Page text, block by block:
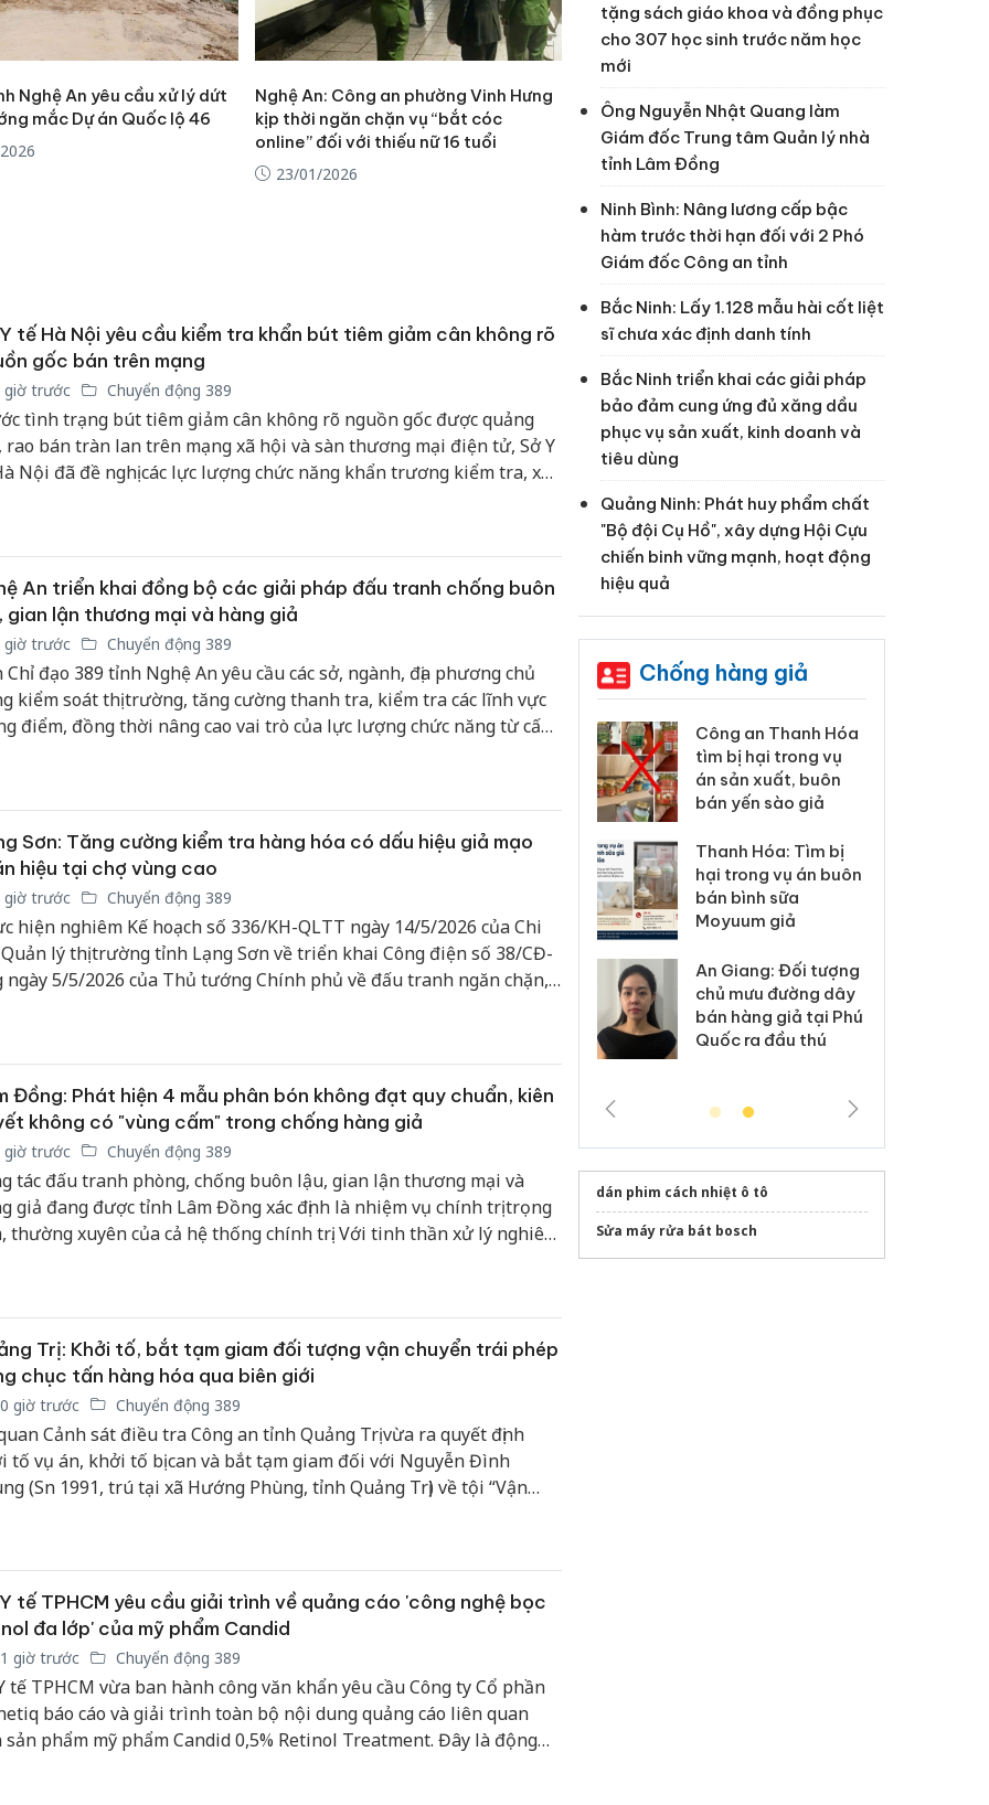
Nghệ An yêu cầu xử lý dứt
mắc Dự án Quốc lộ 46
Nghệ An: Công an phường Vinh Hưng
kịp thời ngăn chặn vụ “bắt cóc
online” đối với thiếu nữ 16 tuổi
23/01/2026
tế Hà Nội yêu cầu kiểm tra khẩn bút tiêm giảm cân không rõ
gốc bán trên mạng
giờ trước Chuyển động 389
tình trạng bút tiêm giảm cân không rõ nguồn gốc được quảng
rao bán tràn lan trên mạng xã hội và sàn thương mại điện tử, Sở Y
Nội đã đề nghị các lực lượng chức năng khẩn trương kiểm tra, xác
An triển khai đồng bộ các giải pháp đấu tranh chống buôn
gian lận thương mại và hàng giả
giờ trước Chuyển động 389
Chỉ đạo 389 tỉnh Nghệ An yêu cầu các sở, ngành, địa phương chủ
kiểm soát thị trường, tăng cường thanh tra, kiểm tra các lĩnh vực
điểm, đồng thời nâng cao vai trò của lực lượng chức năng từ cấp
Sơn: Tăng cường kiểm tra hàng hóa có dấu hiệu giả mạo
hiệu tại chợ vùng cao
giờ trước Chuyển động 389
hiện nghiêm Kế hoạch số 336/KH-QLTT ngày 14/5/2026 của Chi
lý thị trường tỉnh Lạng Sơn về triển khai Công điện số 38/CĐ-
ngày 5/5/2026 của Thủ tướng Chính phủ về đấu tranh ngăn chặn,
doanh tại các khu vực trọng điểm, biên giới cũng như các chợ vùng
vùng xa.
Đồng: Phát hiện 4 mẫu phân bón không đạt quy chuẩn, kiên
không có "vùng cấm" trong chống hàng giả
giờ trước Chuyển động 389
tác đấu tranh phòng, chống buôn lậu, gian lận thương mại và
giả đang được tỉnh Lâm Đồng xác định là nhiệm vụ chính trị trọng
thường xuyên của cả hệ thống chính trị. Với tinh thần xử lý nghiêm
mặt hàng thiết yếu phục vụ sản xuất nông nghiệp.
Trị: Khởi tố, bắt tạm giam đối tượng vận chuyển trái phép
chục tấn hàng hóa qua biên giới
giờ trước Chuyển động 389
Cảnh sát điều tra Công an tỉnh Quảng Trị vừa ra quyết định
tố vụ án, khởi tố bị can và bắt tạm giam đối với Nguyễn Đình
(Sn 1991, trú tại xã Hướng Phùng, tỉnh Quảng Trị) về tội “Vận
tế TPHCM yêu cầu giải trình về quảng cáo 'công nghệ bọc
đa lớp' của mỹ phẩm Candid
giờ trước Chuyển động 389
tế TPHCM vừa ban hành công văn khẩn yêu cầu Công ty Cổ phần
báo cáo và giải trình toàn bộ nội dung quảng cáo liên quan
sản phẩm mỹ phẩm Candid 0,5% Retinol Treatment. Đây là động
tặng sách giáo khoa và đồng phục
cho 307 học sinh trước năm học
mới
Ông Nguyễn Nhật Quang làm
Giám đốc Trung tâm Quản lý nhà
tỉnh Lâm Đồng
Ninh Bình: Nâng lương cấp bậc
hàm trước thời hạn đối với 2 Phó
Giám đốc Công an tỉnh
Bắc Ninh: Lấy 1.128 mẫu hài cốt liệt
sĩ chưa xác định danh tính
Bắc Ninh triển khai các giải pháp
bảo đảm cung ứng đủ xăng dầu
phục vụ sản xuất, kinh doanh và
tiêu dùng
Quảng Ninh: Phát huy phẩm chất
"Bộ đội Cụ Hồ", xây dựng Hội Cựu
chiến binh vững mạnh, hoạt động
hiệu quả
Chống hàng giả
Công an Thanh Hóa
Thanh Hóa: Tìm bị
hại trong vụ án buôn
bán bình sữa
Moyuum giả
An Giang: Đối tượng
chủ mưu đường dây
Lào Cai xử lý 83 vụ vi
Hưng Yên: Xử lý 6 hộ
Adidas, Nike
Cà Mau: Tiêu hủy
công khai hàng ngàn
kinh doanh
Công an Thanh Hóa
tìm bị hại trong vụ
án sản xuất, buôn
bán yến sào giả
Thanh Hóa: Tìm bị
hại trong vụ án buôn
bán bình sữa
Moyuum giả
An Giang: Đối tượng
chủ mưu đường dây
bán hàng giả tại Phú
Quốc ra đầu thú
dán phim cách nhiệt ô tô
Sửa máy rửa bát bosch